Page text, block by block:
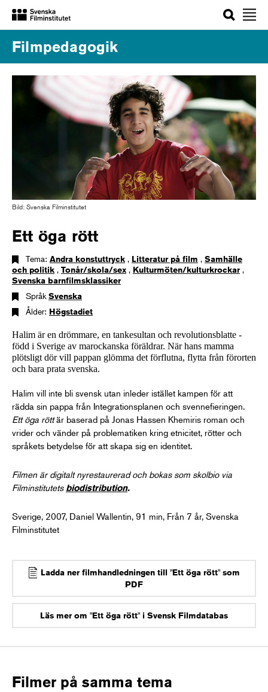
Sök
Filmpedagogik
Bild: Svenska Filminstitutet
Ett öga rött
Tema: Andra konstuttryck , Litteratur på film , Samhälle
och politik , Tonår/skola/sex , Kulturmöten/kulturkrockar,
Svenska barnfilmsklassiker
SpråkSvenska
Ålder: Högstadiet
Halim är en drömmare, en tankesultan och revolutionsblatte -
född i Sverige av marockanska föräldrar. När hans mamma
plötsligt dör vill pappan glömma det förflutna, flytta från förorten
och bara prata svenska.
Halim vill inte bli svensk utan inleder istället kampen för att
rädda sin pappa från Integrationsplanen och svennefieringen.
Ett öga röttär baserad på Jonas Hassen Khemiris roman och
vrider och vänder på problematiken kring etnicitet, rötter och
språkets betydelse för att skapa sig en identitet.
Filmen är digitalt nyrestaurerad och bokas som skolbio via
Filminstitutets biodistribution.
Sverige, 2007, Daniel Wallentin, 91 min, Från 7 år, Svenska
Filminstitutet
Ladda ner filmhandledningen till "Ett öga rött" som
PDF
Läs mer om "Ett öga rött" i Svensk Filmdatabas
Filmer på samma tema